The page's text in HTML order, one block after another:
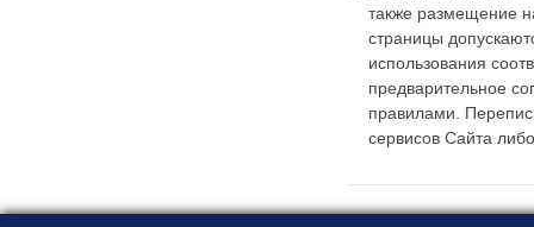
также размещение
страницы
использования
предварительное
правилами.
сервисов Сайта